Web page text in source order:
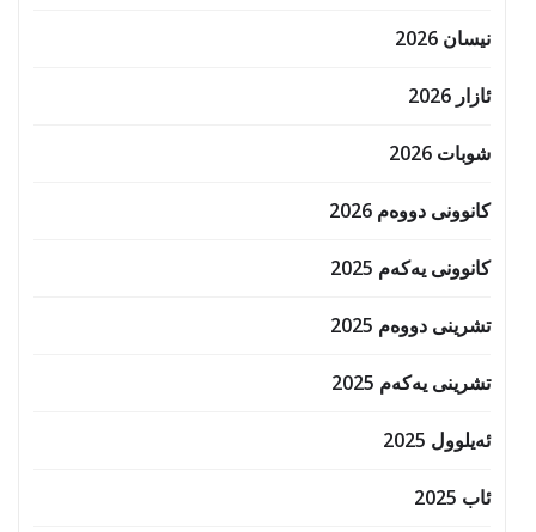
نیسان 2026
ئازار 2026
شوبات 2026
کانوونی دووەم 2026
کانوونی یەکەم 2025
تشرینی دووەم 2025
تشرینی یەکەم 2025
ئەیلوول 2025
ئاب 2025